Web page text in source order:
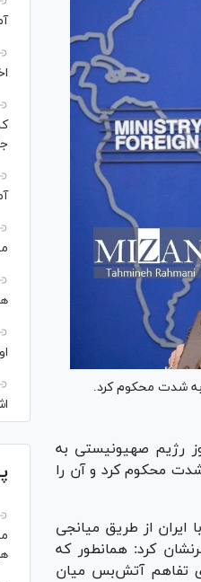
به شدت محکوم کرد.
رژیم صهیونیستی به
محکوم کرد و آن را
ایران از طریق میانجی
کرد: همانطور که
تفاهم آتش‌بس میان